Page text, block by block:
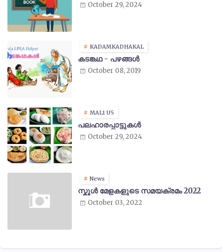
October 29, 2024
KADAMKADHAKAL
കടങ്കഥ - പഴങ്ങൾ
October 08, 2019
MAL1 U5
പലഹാരപ്പാട്ടുകൾ
October 29, 2024
News
സ്കൂൾ മേളകളുടെ സമയക്രമം 2022
October 03, 2022